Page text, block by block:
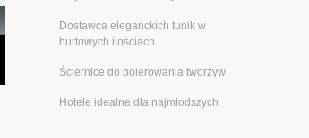
Dostawca eleganckich tunik w
hurtowych ilościach
Ściernice do polerowania tworzyw
Hotele idealne dla najmłodszych